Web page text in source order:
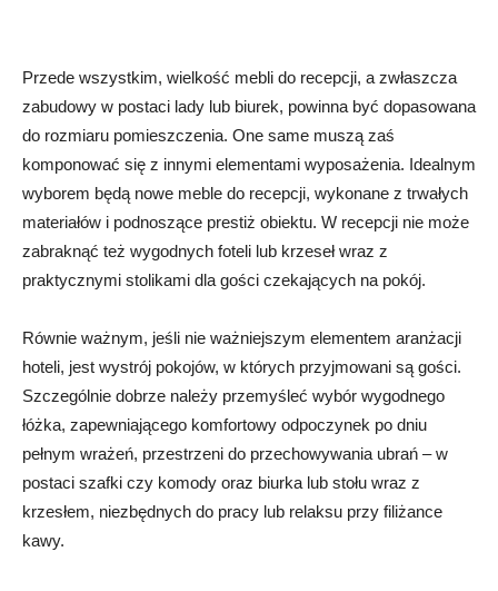
Przede wszystkim, wielkość mebli do recepcji, a zwłaszcza
zabudowy w postaci lady lub biurek, powinna być dopasowana
do rozmiaru pomieszczenia. One same muszą zaś
komponować się z innymi elementami wyposażenia. Idealnym
wyborem będą nowe meble do recepcji, wykonane z trwałych
materiałów i podnoszące prestiż obiektu. W recepcji nie może
zabraknąć też wygodnych foteli lub krzeseł wraz z
praktycznymi stolikami dla gości czekających na pokój.
Równie ważnym, jeśli nie ważniejszym elementem aranżacji
hoteli, jest wystrój pokojów, w których przyjmowani są gości.
Szczególnie dobrze należy przemyśleć wybór wygodnego
łóżka, zapewniającego komfortowy odpoczynek po dniu
pełnym wrażeń, przestrzeni do przechowywania ubrań – w
postaci szafki czy komody oraz biurka lub stołu wraz z
krzesłem, niezbędnych do pracy lub relaksu przy filiżance
kawy.